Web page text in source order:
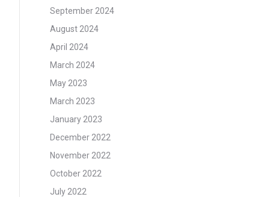
September 2024
August 2024
April 2024
March 2024
May 2023
March 2023
January 2023
December 2022
November 2022
October 2022
July 2022